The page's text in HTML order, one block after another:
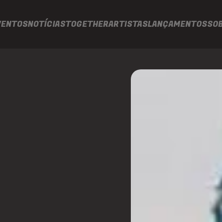
NOTÍCIASTOGETHERARTISTASLANÇAMENTOS